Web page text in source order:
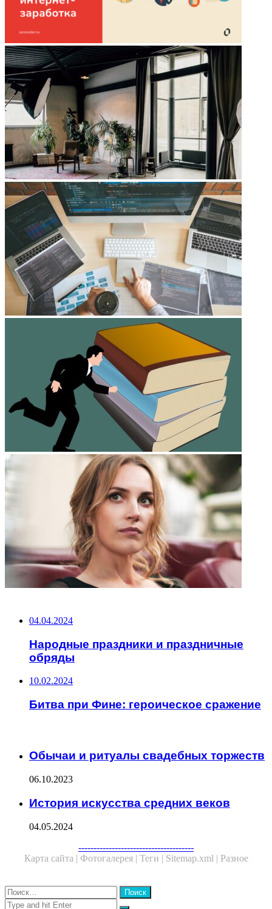
04.04.2024
Народные праздники и праздничные
обряды
10.02.2024
Битва при Фине: героическое сражение
Обычаи и ритуалы свадебных торжеств
06.10.2023
История искусства средних веков
04.05.2024
--------------------------------------
Карта сайта | Фотогалерея | Теги | Sitemap.xml | Разное
Close
Найти:
Close